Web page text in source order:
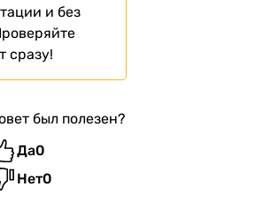
и без
сразу!
был полезен?
Да0
Нет0